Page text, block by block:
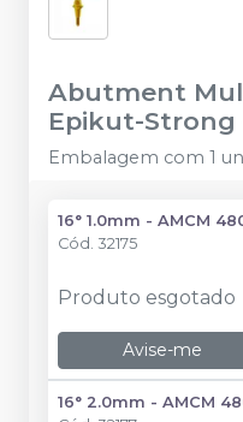
Abutment
Epikut-Strong
Embalagem com 1
16° 1.0mm - AMCM
Cód. 32175
Produto esgotado
Avise-me
16° 2.0mm - AMCM